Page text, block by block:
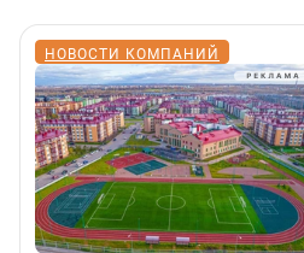
НОВОСТИ КОМПАНИЙ